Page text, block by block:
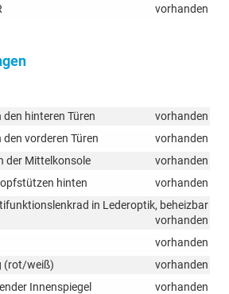
vorhanden
hinteren Türen
vorhanden
vorderen Türen
vorhanden
der Mittelkonsole
vorhanden
hinten
vorhanden
in Lederoptik, beheizbar
vorhanden
vorhanden
(rot/weiß)
vorhanden
Innenspiegel
vorhanden